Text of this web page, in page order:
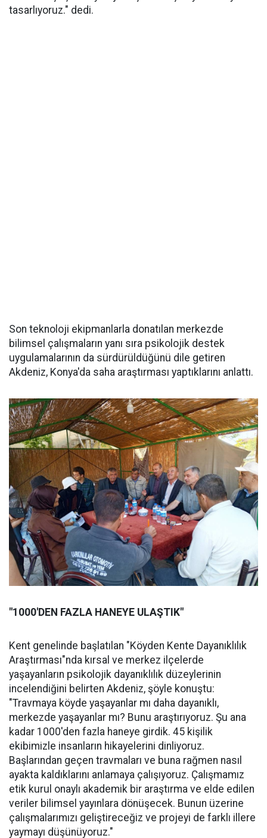
tasarlıyoruz." dedi.
Son teknoloji ekipmanlarla donatılan merkezde
bilimsel çalışmaların yanı sıra psikolojik destek
uygulamalarının da sürdürüldüğünü dile getiren
Akdeniz, Konya'da saha araştırması yaptıklarını anlattı.
"1000'DEN FAZLA HANEYE ULAŞTIK"
Kent genelinde başlatılan "Köyden Kente Dayanıklılık
Araştırması"nda kırsal ve merkez ilçelerde
yaşayanların psikolojik dayanıklılık düzeylerinin
incelendiğini belirten Akdeniz, şöyle konuştu:
"Travmaya köyde yaşayanlar mı daha dayanıklı,
merkezde yaşayanlar mı? Bunu araştırıyoruz. Şu ana
kadar 1000'den fazla haneye girdik. 45 kişilik
ekibimizle insanların hikayelerini dinliyoruz.
Başlarından geçen travmaları ve buna rağmen nasıl
ayakta kaldıklarını anlamaya çalışıyoruz. Çalışmamız
etik kurul onaylı akademik bir araştırma ve elde edilen
veriler bilimsel yayınlara dönüşecek. Bunun üzerine
çalışmalarımızı geliştireceğiz ve projeyi de farklı illere
yaymayı düşünüyoruz."